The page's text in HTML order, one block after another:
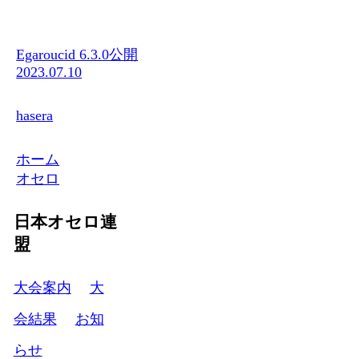
Egaroucid 6.3.0公開
2023.07.10
hasera
ホーム
オセロ
日本オセロ連
盟
大会案内
大
会結果
お知
らせ